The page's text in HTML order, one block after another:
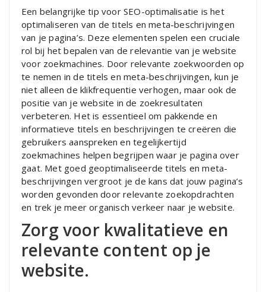
Een belangrijke tip voor SEO-optimalisatie is het
optimaliseren van de titels en meta-beschrijvingen
van je pagina’s. Deze elementen spelen een cruciale
rol bij het bepalen van de relevantie van je website
voor zoekmachines. Door relevante zoekwoorden op
te nemen in de titels en meta-beschrijvingen, kun je
niet alleen de klikfrequentie verhogen, maar ook de
positie van je website in de zoekresultaten
verbeteren. Het is essentieel om pakkende en
informatieve titels en beschrijvingen te creëren die
gebruikers aanspreken en tegelijkertijd
zoekmachines helpen begrijpen waar je pagina over
gaat. Met goed geoptimaliseerde titels en meta-
beschrijvingen vergroot je de kans dat jouw pagina’s
worden gevonden door relevante zoekopdrachten
en trek je meer organisch verkeer naar je website.
Zorg voor kwalitatieve en
relevante content op je
website.